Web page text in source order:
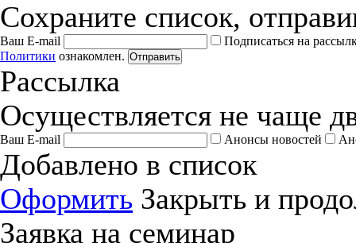
Сохраните список,
Ваш E-mail
Подписаться на
Политики ознакомлен. Отправить
Рассылка
Осуществляется не чаще
Ваш E-mail Анонсы новостей
Добавлено в список
Оформить Закрыть и
Заявка на семинар